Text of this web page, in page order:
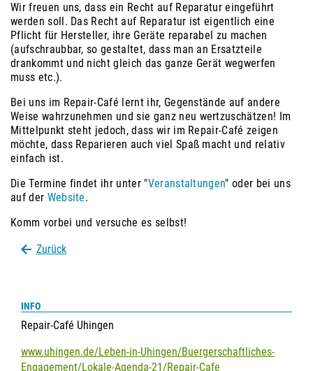
Wir freuen uns, dass ein Recht auf Reparatur eingeführt
werden soll. Das Recht auf Reparatur ist eigentlich eine
Pflicht für Hersteller, ihre Geräte reparabel zu machen
(aufschraubbar, so gestaltet, dass man an Ersatzteile
drankommt und nicht gleich das ganze Gerät wegwerfen
muss etc.).
Bei uns im Repair-Café lernt ihr, Gegenstände auf andere
Weise wahrzunehmen und sie ganz neu wertzuschätzen! Im
Mittelpunkt steht jedoch, dass wir im Repair-Café zeigen
möchte, dass Reparieren auch viel Spaß macht und relativ
einfach ist.
Die Termine findet ihr unter "Veranstaltungen" oder bei uns
auf der Website.
Komm vorbei und versuche es selbst!
Zurück
INFO
Repair-Café Uhingen
www.uhingen.de/Leben-in-Uhingen/Buergerschaftliches-
Engagement/Lokale-Agenda-21/Repair-Cafe